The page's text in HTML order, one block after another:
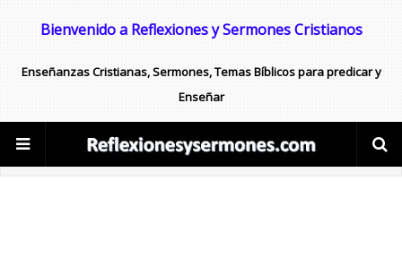
Bienvenido a Reflexiones y Sermones Cristianos
Enseñanzas Cristianas, Sermones, Temas Bíblicos para predicar y
Enseñar